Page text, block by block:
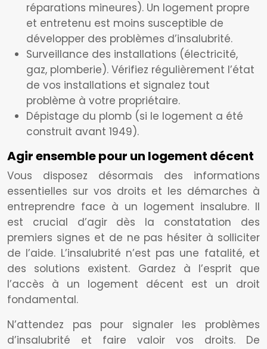
réparations mineures). Un logement propre
et entretenu est moins susceptible de
développer des problèmes d’insalubrité.
Surveillance des installations (électricité,
gaz, plomberie). Vérifiez régulièrement l’état
de vos installations et signalez tout
problème à votre propriétaire.
Dépistage du plomb (si le logement a été
construit avant 1949).
Agir ensemble pour un logement décent
Vous disposez désormais des informations
essentielles sur vos droits et les démarches à
entreprendre face à un logement insalubre. Il
est crucial d’agir dès la constatation des
premiers signes et de ne pas hésiter à solliciter
de l’aide. L’insalubrité n’est pas une fatalité, et
des solutions existent. Gardez à l’esprit que
l’accès à un logement décent est un droit
fondamental.
N’attendez pas pour signaler les problèmes
d’insalubrité et faire valoir vos droits. De